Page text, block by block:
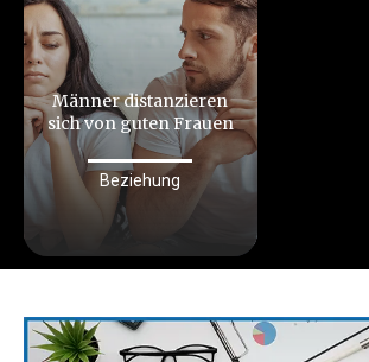
Männer distanzieren
sich von guten Frauen
Beziehung